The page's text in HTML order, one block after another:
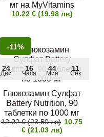
мг на MyVitamins
10.22 € (19.98 лв)
-11%
24
Дни
16
Часа
44
Мин
11
Сек
Глюкозамин Сулфат
Battery Nutrition, 90
таблетки по 1000 мг
12.02 € (23.50 лв) 10.75
€ (21.03 лв)